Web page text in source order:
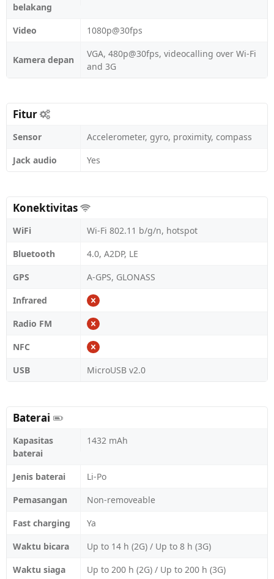
belakang
Video 1080p@30fps
Kamera depan
VGA, 480p@30fps, videocalling over Wi-Fi
and 3G
Fitur
Sensor
Accelerometer, gyro, proximity, compass
Jack audio
Yes
Konektivitas
WiFi
Wi-Fi 802.11 b/g/n, hotspot
Bluetooth
4.0, A2DP, LE
GPS
A-GPS, GLONASS
Infrared
Radio FM
NFC
USB
MicroUSB v2.0
Baterai
Kapasitas
baterai
1432 mAh
Jenis baterai
Li-Po
Pemasangan
Non-removeable
Fast charging
Ya
Waktu bicara
Up to 14 h (2G) / Up to 8 h (3G)
Waktu siaga
Up to 200 h (2G) / Up to 200 h (3G)